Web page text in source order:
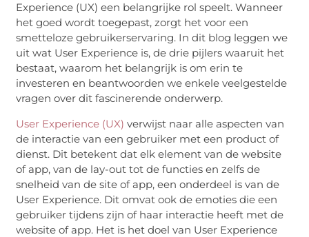
Experience (UX) een belangrijke rol speelt. Wanneer
het goed wordt toegepast, zorgt het voor een
smetteloze gebruikerservaring. In dit blog leggen we
uit wat User Experience is, de drie pijlers waaruit het
bestaat, waarom het belangrijk is om erin te
investeren en beantwoorden we enkele veelgestelde
vragen over dit fascinerende onderwerp.
User Experience (UX)verwijst naar alle aspecten van
de interactie van een gebruiker met een product of
dienst. Dit betekent dat elk element van de website
of app, van de lay-out tot de functies en zelfs de
snelheid van de site of app, een onderdeel is van de
User Experience. Dit omvat ook de emoties die een
gebruiker tijdens zijn of haar interactie heeft met de
website of app. Het is het doel van User Experience